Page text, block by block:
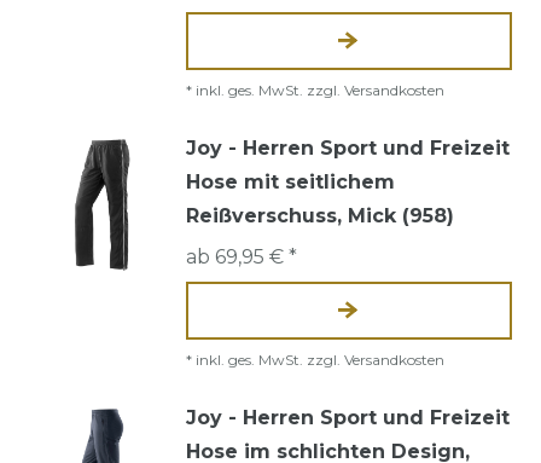
* inkl. ges. MwSt. zzgl. Versandkosten
Joy - Herren Sport und Freizeit
Hose mit seitlichem
Reißverschuss, Mick (958)
ab 69,95 € *
* inkl. ges. MwSt. zzgl. Versandkosten
Joy - Herren Sport und Freizeit
Hose im schlichten Design,